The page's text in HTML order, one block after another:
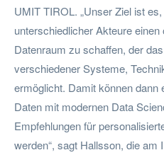
UMIT TIROL. „Unser Ziel ist
unterschiedlicher Akteure
Datenraum zu schaffen, der
verschiedener Systeme,
ermöglicht. Damit können dann
Daten mit modernen Data
Empfehlungen für
werden“, sagt Hallsson, die